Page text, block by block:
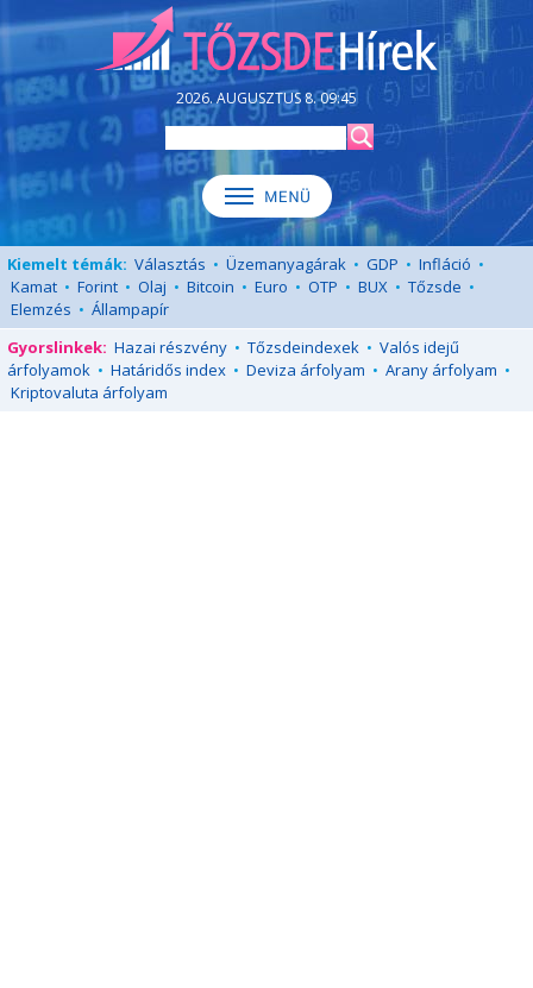
2026. AUGUSZTUS 8. 09:45
Kiemelt témák: Választás • Üzemanyagárak • GDP • Infláció •
Kamat • Forint • Olaj • Bitcoin • Euro • OTP • BUX • Tőzsde •
Elemzés • Állampapír
Gyorslinkek: Hazai részvény • Tőzsdeindexek • Valós idejű
árfolyamok • Határidős index • Deviza árfolyam • Arany árfolyam •
Kriptovaluta árfolyam